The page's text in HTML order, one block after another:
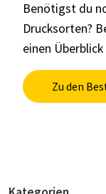
Benötigst du
Drucksorten?
einen
Zu den